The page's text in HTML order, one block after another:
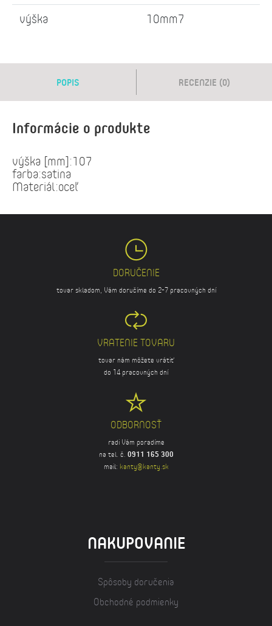
výška
10mm7
POPIS RECENZIE (0)
Informácie o produkte
výška [mm]:107
farba:satina
Materiál:oceľ
DORUČENIE
tovar skladom, Vám doručíme do 2-7 pracovných dní
VRATENIE TOVARU
tovar nám môžete vrátiť
do 14 pracovných dní
ODBORNOSŤ
radi Vám poradíme
na tel. č. 0911 165 300
mail: kanty@kanty.sk
NAKUPOVANIE
Spôsoby doručenia
Obchodné podmienky